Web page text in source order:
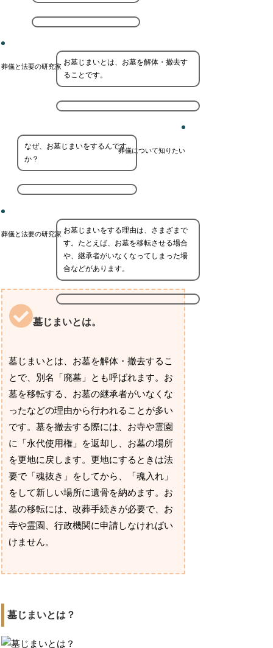
葬儀と法要の研究家 お墓じまいとは、お墓を解体・撤去す
ることです。
葬儀について知りたい
なぜ、お墓じまいをするんです
か？
葬儀と法要の研究家 お墓じまいをする理由は、さまざまで
す。たとえば、お墓を移転させる場合
や、継承者がいなくなってしまった場
合などがあります。
墓じまいとは。
墓じまいとは、お墓を解体・撤去するこ
とで、別名「廃墓」とも呼ばれます。お
墓を移転する、お墓の継承者がいなくな
ったなどの理由から行われることが多い
です。墓を撤去する際には、お寺や霊園
に「永代使用権」を返却し、お墓の場所
を更地に戻します。更地にするときは法
要で「魂抜き」をしてから、「魂入れ」
をして新しい場所に遺骨を納めます。お
墓の移転には、改葬手続きが必要で、お
寺や霊園、行政機関に申請しなければい
けません。
墓じまいとは？